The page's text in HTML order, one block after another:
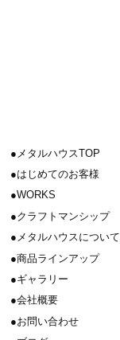
メタルハウスTOP
はじめてのお客様
WORKS
クラフトマンシップ
メタルハウスについて
商品ラインアップ
ギャラリー
会社概要
お問い合わせ